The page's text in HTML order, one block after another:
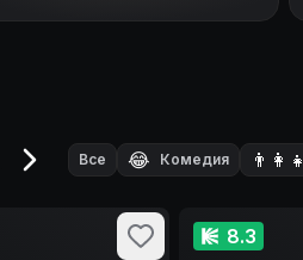
Все 😂 Комедия
8.3